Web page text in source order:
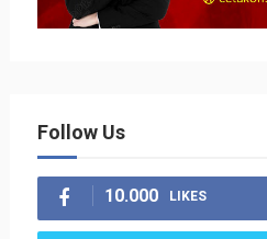
Follow Us
10.000 LIKES